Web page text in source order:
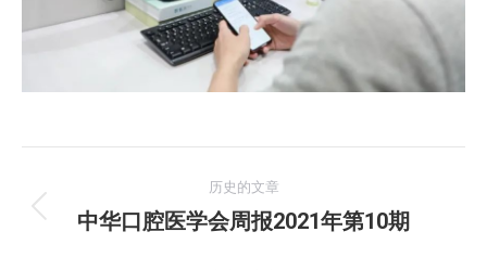
章
历史的文章
历
中华口腔医学会周报2021年第10期